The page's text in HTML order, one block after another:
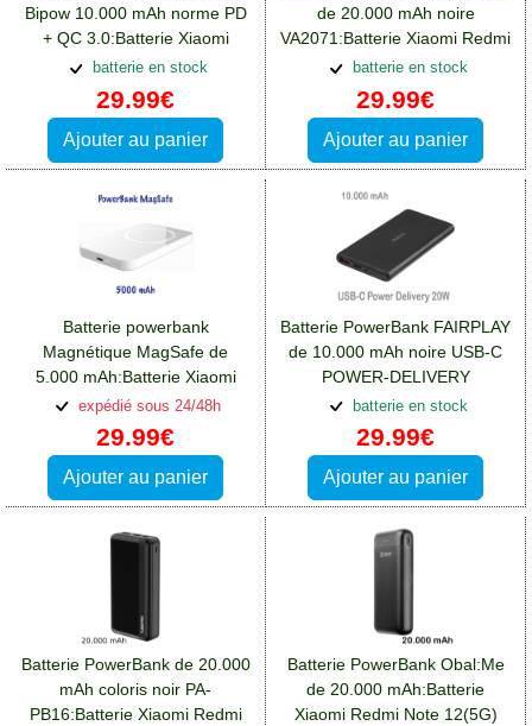
Bipow 10.000 mAh norme PD
+ QC 3.0:Batterie Xiaomi
Redmi Note 12(5G)
batterie en stock
29.99€
Ajouter au panier
de 20.000 mAh noire
VA2071:Batterie Xiaomi Redmi
Note 12(5G)
batterie en stock
29.99€
Ajouter au panier
Batterie powerbank
Magnétique MagSafe de
5.000 mAh:Batterie Xiaomi
Redmi Note 12(5G)
expédié sous 24/48h
29.99€
Ajouter au panier
Batterie PowerBank FAIRPLAY
de 10.000 mAh noire USB-C
POWER-DELIVERY
20W:Batterie Xiaomi Redmi
Note 12(5G)
batterie en stock
29.99€
Ajouter au panier
Batterie PowerBank de 20.000
mAh coloris noir PA-
PB16:Batterie Xiaomi Redmi
Batterie PowerBank Obal:Me
de 20.000 mAh:Batterie
Xiaomi Redmi Note 12(5G)